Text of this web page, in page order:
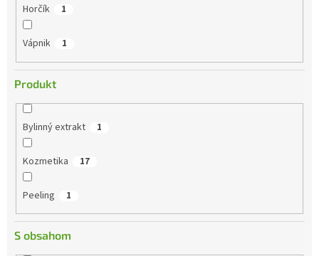
Horčík 1
Vápnik 1
Produkt
Bylinný extrakt 1
Kozmetika 17
Peeling 1
S obsahom